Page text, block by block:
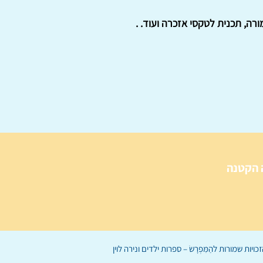
תכנית לטקסי אזכרה ועוד. .
הקטנה
הַמִּפְרָשׂ – ספרות ילדים ונירה לוין